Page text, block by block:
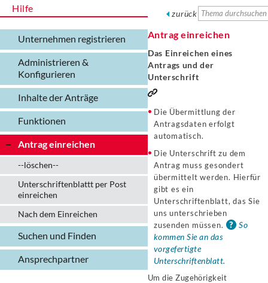
Hilfe
Unternehmen registrieren
Administrieren &
Konfigurieren
Inhalte der Anträge
Funktionen
Antrag einreichen
--löschen--
Unterschriftenblattt per Post
einreichen
Nach dem Einreichen
Suchen und Finden
Ansprechpartner
zurück
Antrag einreichen
Das Einreichen eines
Antrags und der
Unterschrift
Die Übermittlung der
Antragsdaten erfolgt
automatisch.
Die Unterschrift zu dem
Antrag muss gesondert
übermittelt werden. Hierfür
gibt es ein
Unterschriftenblatt, das Sie
uns unterschrieben
zusenden müssen.
So
kommen Sie an das
vorgefertigte
Unterschriftenblatt.
Um die Zugehörigkeit